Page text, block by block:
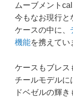
ムーブメント
今もなお現行と
ケースの中に、
機能を携えてい
ケースもブレス
チールモデルに
ドベゼルの輝き